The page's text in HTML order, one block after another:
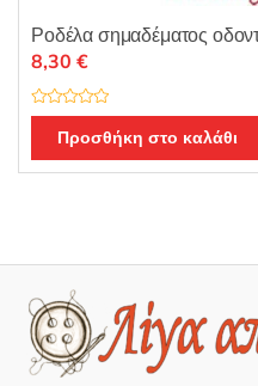
Ροδέλα σημαδέματος
Β
μ
ο
η
μ
ε
0
α
π
ό
8,30 €
Προσθήκη στο καλάθι